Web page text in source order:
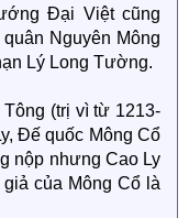
Đại Việt cũng
Nguyên Mông
Lý Long Tường.
(trị vì từ 1213-
Đế quốc Mông Cổ
nộp nhưng Cao Ly
của Mông Cổ là